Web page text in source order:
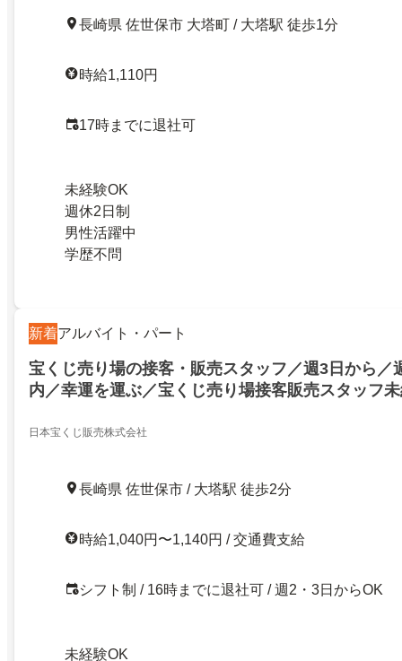
長崎県 佐世保市 大塔町 / 大塔駅 徒歩1分
時給1,110円
17時までに退社可
未経験OK
週休2日制
男性活躍中
学歴不問
新着アルバイト・パート
宝くじ売り場の接客・販売スタッフ／週3日から／
内／幸運を運ぶ／宝くじ売り場接客販売スタッフ
な方募集
日本宝くじ販売株式会社
長崎県 佐世保市 / 大塔駅 徒歩2分
時給1,040円〜1,140円 / 交通費支給
シフト制 / 16時までに退社可 / 週2・3日からOK
未経験OK